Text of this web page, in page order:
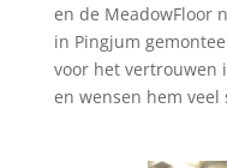
en de MeadowFloor
in Pingjum
voor het vertrouwen
en wensen hem veel